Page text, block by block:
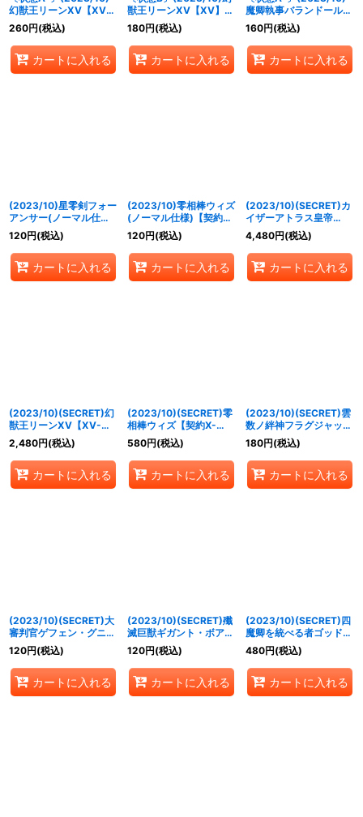
幻獣王リーンXV【XV】
{BS64-XV05}《黄》
260円(税込)
カートに入れる
獣王リーンXV【XV】
{BS64-XV05}《黄》
180円(税込)
カートに入れる
魔卿執事バランドール
【M】{BS64-059}
《紫》
160円(税込)
カートに入れる
(2023/10)星零剣フォー
アンサー(ノーマル仕様)
【X】{BS64-X09}
《多》
120円(税込)
カートに入れる
(2023/10)零相棒ウィズ
(ノーマル仕様)【契約
X】{BS64-CX03}
《白》
120円(税込)
カートに入れる
(2023/10)(SECRET)カ
イザーアトラス皇帝
XV【XV-SEC】{BS64-
XV03}《緑》
4,480円(税込)
カートに入れる
(2023/10)(SECRET)幻
獣王リーンXV【XV-
SEC】{BS64-XV05}
《黄》
2,480円(税込)
カートに入れる
(2023/10)(SECRET)零
相棒ウィズ【契約X-
SEC】{BS64-CX03}
《白》
580円(税込)
カートに入れる
(2023/10)(SECRET)雲
数ノ絆神フラグジャッジ
メント【X-SEC】
{BS64-X02}《黄》
180円(税込)
カートに入れる
(2023/10)(SECRET)大
審判官ゲフェン・グニス
【X-SEC】{BS64-
X04}《青》
120円(税込)
カートに入れる
(2023/10)(SECRET)殲
滅巨獣ギガント・ボアー
ド【X-SEC】{BS64-
X05}《青》
120円(税込)
カートに入れる
(2023/10)(SECRET)四
魔卿を統べる者ゴッド・
ジャバド【X-SEC】
{BS64-X06}《多》
480円(税込)
カートに入れる